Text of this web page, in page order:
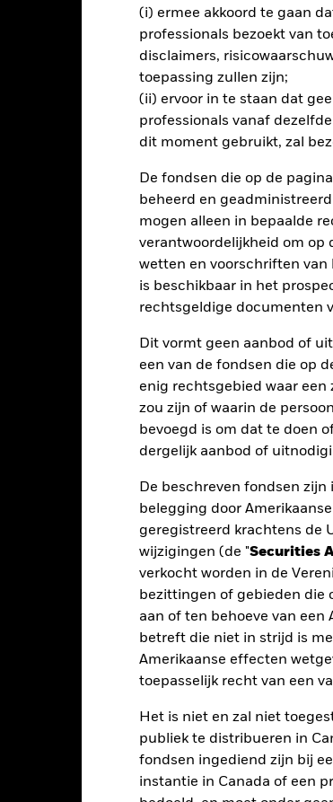
(i) ermee akkoord te gaan
professionals bezoekt van
disclaimers,
toepassing zullen zijn;
(ii) ervoor in te staan dat
professionals vanaf
dit moment gebruikt, zal
De fondsen die op de
beheerd en
mogen alleen in bepaalde
verantwoordelijkheid om op
wetten en voorschriften
is beschikbaar in het
rechtsgeldige documenten
Dit vormt geen aanbod of
een van de fondsen die op
enig rechtsgebied waar
zou zijn of waarin de
bevoegd is om dat te doen
dergelijk aanbod of
De beschreven fondsen
belegging door
geregistreerd krachtens de
wijzigingen (de "Securities
verkocht worden in de
bezittingen of gebieden die
aan of ten behoeve van een
betreft die niet in strijd is
Amerikaanse effecten
toepasselijk recht van een
Het is niet en zal niet
publiek te distribueren in
fondsen ingediend zijn bij
instantie in Canada of een
2025-02-25 00:00:00 to 2025-04-24 00:00:00.
Op jaarbasis Cumulatief
grafiek toont de prestatie van het Fonds als
chart has 1 X axis displaying categories.
chart has 1 Y axis displaying Values. Range: -0.5 to 0.5.
2022
2021
rendement is weergegeven na aftrek van de
genomen bij de berekening.
getoonde cijfers hebben betrekking op de prestaties
geen betrouwbare indicator voor toekomstige
ontwikkelen. Het kan u helpen om te beoordelen
van toepassing, worden herbelegd. Het
valutaschommelingen als uw belegging wordt
van de prestaties in het verleden. Bron: